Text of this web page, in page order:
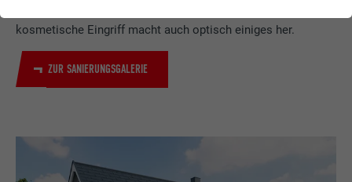
kosmetische Eingriff macht auch optisch einiges her.
ZUR SANIERUNGSGALERIE